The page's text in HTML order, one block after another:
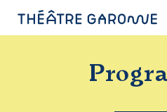
PROGRAMME
INFOS PRATIQUES